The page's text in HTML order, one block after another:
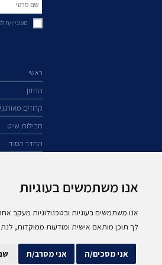
אנו משתמשים בעוגיות
אנו משתמשים בעוגיות ובטכנולוגיות מעקב
לך תוכן מותאם אישית ומודעות ממוקדות,
אני מסכים/ה אני מסרב/ת
מעוניין/ת
ראשי
החזון
קרוזים
חבילות שייט
החדר הסודי
074-
* התמונות באתר